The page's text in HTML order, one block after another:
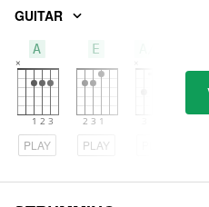
GUITAR
A
PLAY
E
PLAY